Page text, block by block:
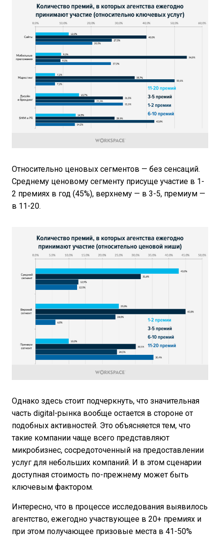
Относительно ценовых сегментов — без сенсаций.
Среднему ценовому сегменту присуще участие в 1-
2 премиях в год (45%), верхнему — в 3-5, премиум —
в 11-20.
Однако здесь стоит подчеркнуть, что значительная
часть digital-рынка вообще остается в стороне от
подобных активностей. Это объясняется тем, что
такие компании чаще всего представляют
микробизнес, сосредоточенный на предоставлении
услуг для небольших компаний. И в этом сценарии
доступная стоимость по-прежнему может быть
ключевым фактором.
Интересно, что в процессе исследования выявилось
агентство, ежегодно участвующее в 20+ премиях и
при этом получающее призовые места в 41-50%